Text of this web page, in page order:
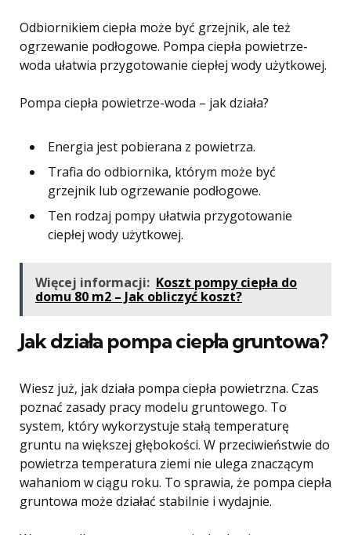
Odbiornikiem ciepła może być grzejnik, ale też
ogrzewanie podłogowe. Pompa ciepła powietrze-
woda ułatwia przygotowanie ciepłej wody użytkowej.
Pompa ciepła powietrze-woda – jak działa?
Energia jest pobierana z powietrza.
Trafia do odbiornika, którym może być
grzejnik lub ogrzewanie podłogowe.
Ten rodzaj pompy ułatwia przygotowanie
ciepłej wody użytkowej.
Więcej informacji: Koszt pompy ciepła do
domu 80 m2 – Jak obliczyć koszt?
Jak działa pompa ciepła gruntowa?
Wiesz już, jak działa pompa ciepła powietrzna. Czas
poznać zasady pracy modelu gruntowego. To
system, który wykorzystuje stałą temperaturę
gruntu na większej głębokości. W przeciwieństwie do
powietrza temperatura ziemi nie ulega znaczącym
wahaniom w ciągu roku. To sprawia, że pompa ciepła
gruntowa może działać stabilnie i wydajnie.